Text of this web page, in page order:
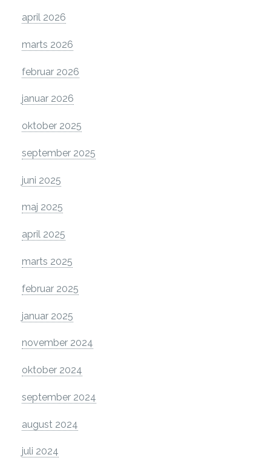
april 2026
marts 2026
februar 2026
januar 2026
oktober 2025
september 2025
juni 2025
maj 2025
april 2025
marts 2025
februar 2025
januar 2025
november 2024
oktober 2024
september 2024
august 2024
juli 2024